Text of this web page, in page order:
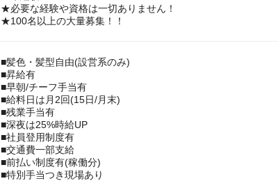
★必要な経験や資格は一切ありません！
★100名以上の大量募集！！
■髪色・髪型自由(設営系のみ)
■昇給有
■早朝/チーフ手当有
■給料日は月2回(15日/月末)
■残業手当有
■深夜は25%時給UP
■社員登用制度有
■交通費一部支給
■前払い制度有(稼働分)
■特別手当つき現場あり